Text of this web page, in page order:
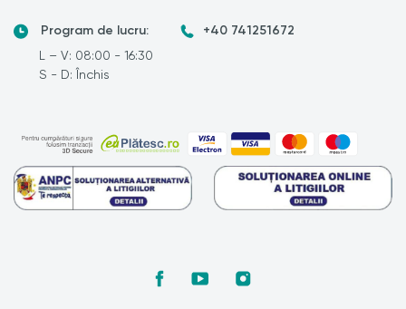
Program de lucru:
L – V: 08:00 - 16:30
S - D: Închis
+40 741251672